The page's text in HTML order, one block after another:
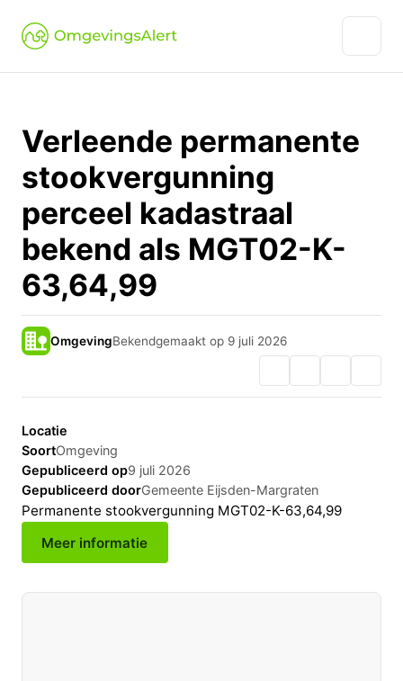
Verleende permanente
stookvergunning
perceel kadastraal
bekend als MGT02-K-
63,64,99
OmgevingBekendgemaakt op 9 juli 2026
Locatie
SoortOmgeving
Gepubliceerd op9 juli 2026
Gepubliceerd doorGemeente Eijsden-Margraten
Permanente stookvergunning MGT02-K-63,64,99
Meer informatie